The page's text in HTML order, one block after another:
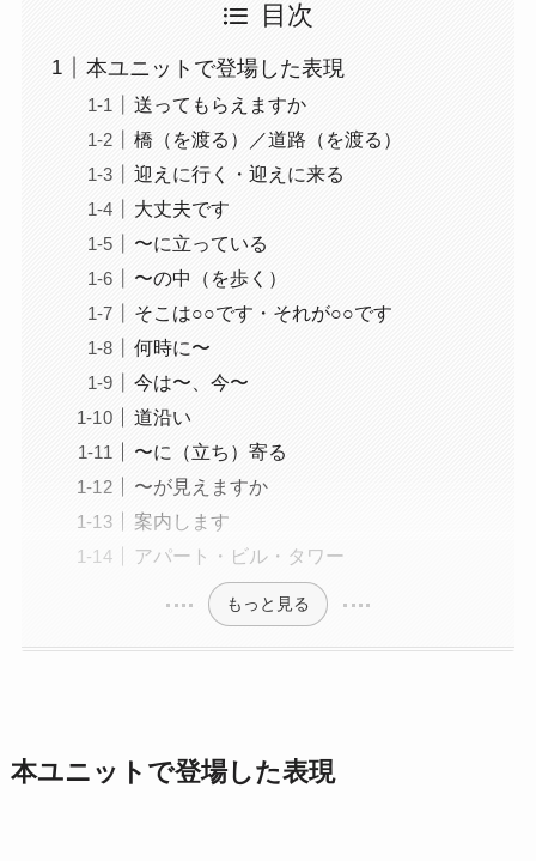
目次
本ユニットで登場した表現
送ってもらえますか
橋（を渡る）／道路（を渡る）
迎えに行く・迎えに来る
大丈夫です
〜に立っている
〜の中（を歩く）
そこは○○です・それが○○です
何時に〜
今は〜、今〜
道沿い
〜に（立ち）寄る
〜が見えますか
案内します
アパート・ビル・タワー
もっと見る
本ユニットで登場した表現